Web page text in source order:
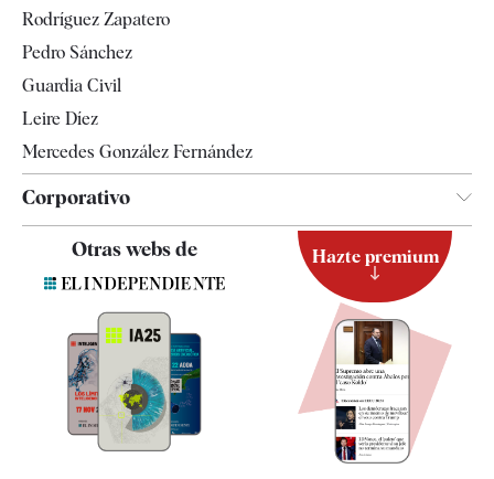
Televisión
Rodríguez Zapatero
Pedro Sánchez
Guardia Civil
Leire Díez
Mercedes González Fernández
Corporativo
Contacto
Quiénes somos
Especificaciones
Otras webs de Hazte premium